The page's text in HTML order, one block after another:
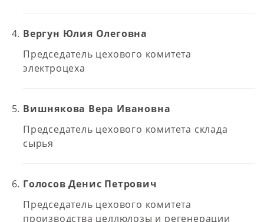
Вергун Юлия Олеговна
Председатель цехового комитета
электроцеха
Вишнякова Вера Ивановна
Председатель цехового комитета склада
сырья
Голосов Денис Петрович
Председатель цехового комитета
производства целлюлозы и регенерации